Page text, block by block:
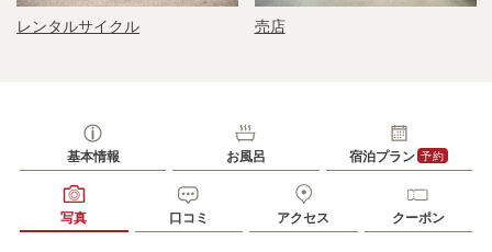
レンタルサイクル 売店
基本情報 お風呂 宿泊プラン 予約
写真 口コミ アクセス クーポン